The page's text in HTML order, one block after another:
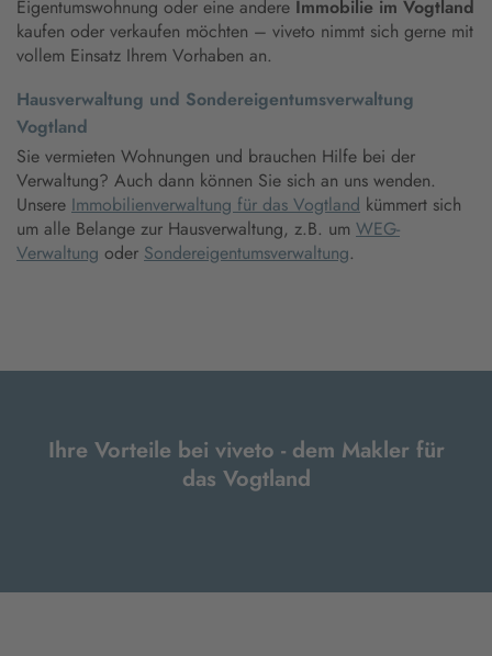
Eigentumswohnung oder eine andere Immobilie im Vogtland
kaufen oder verkaufen möchten – viveto nimmt sich gerne mit
vollem Einsatz Ihrem Vorhaben an.
Hausverwaltung und Sondereigentumsverwaltung
Vogtland
Sie vermieten Wohnungen und brauchen Hilfe bei der
Verwaltung? Auch dann können Sie sich an uns wenden.
Unsere Immobilienverwaltung für das Vogtland kümmert sich
um alle Belange zur Hausverwaltung, z.B. um WEG-
Verwaltung oder Sondereigentumsverwaltung.
Ihre Vorteile bei viveto - dem Makler für
das Vogtland